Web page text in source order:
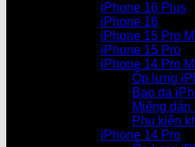
iPhone 16 Plus
iPhone 16
iPhone 15 Pro
iPhone 15 Pro
iPhone 14 Pro
Ốp lưng
Bao da
Miếng
Phụ kiện
iPhone 14 Pro